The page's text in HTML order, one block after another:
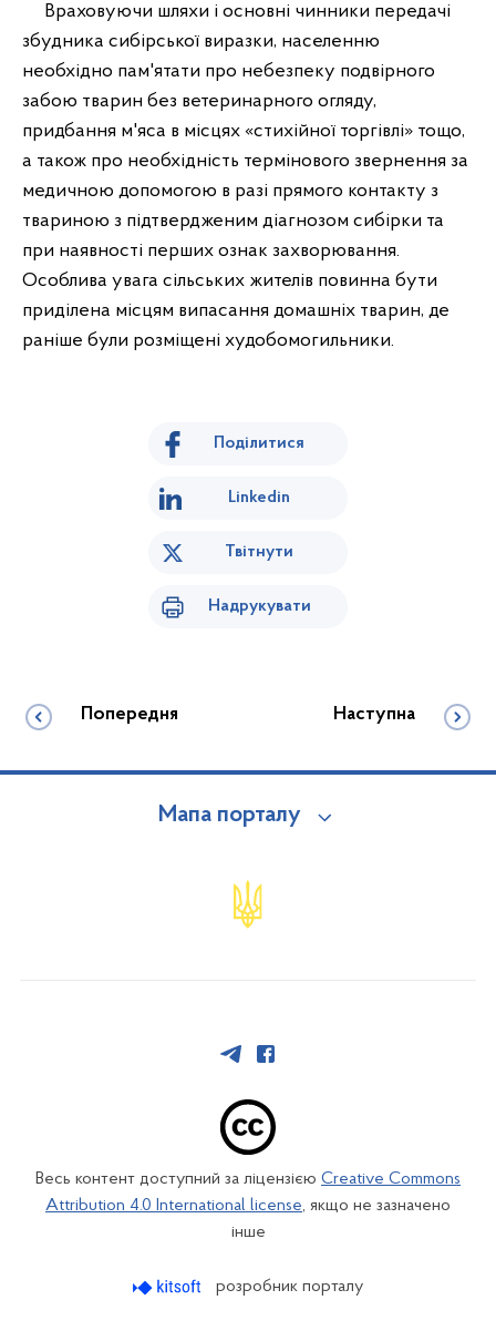
Враховуючи шляхи і основні чинники передачі
збудника сибірської виразки, населенню
необхідно пам'ятати про небезпеку подвірного
забою тварин без ветеринарного огляду,
придбання м'яса в місцях «стихійної торгівлі» тощо,
а також про необхідність термінового звернення за
медичною допомогою в разі прямого контакту з
твариною з підтвердженим діагнозом сибірки та
при наявності перших ознак захворювання.
Особлива увага сільських жителів повинна бути
приділена місцям випасання домашніх тварин, де
раніше були розміщені худобомогильники.
Поділитися
Linkedin
Твітнути
Надрукувати
Попередня Наступна
Мапа порталу
Весь контент доступний за ліцензією Creative Commons
Attribution 4.0 International license, якщо не зазначено
інше
розробник порталу